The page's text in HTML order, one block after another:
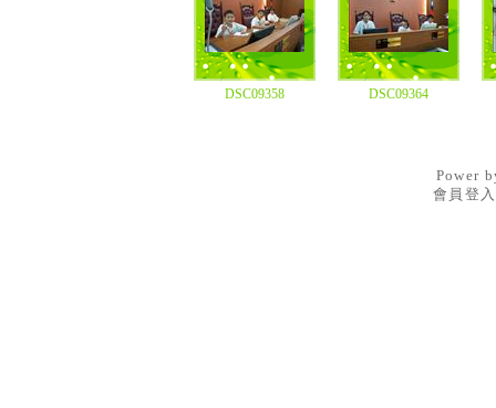
DSC09358 DSC09364
Power
會員登入